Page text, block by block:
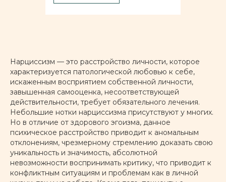
Нарциссизм — это расстройство личности, которое
характеризуется патологической любовью к себе,
искаженным восприятием собственной личности,
завышенная самооценка, несоответствующей
действительности, требует обязательного лечения.
Небольшие нотки нарциссизма присутствуют у многих.
Но в отличие от здорового эгоизма, данное
психическое расстройство приводит к аномальным
отклонениям, чрезмерному стремлению доказать свою
уникальность и значимость, абсолютной
невозможности воспринимать критику, что приводит к
конфликтным ситуациям и проблемам как в личной